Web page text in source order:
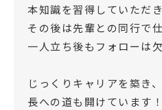
本知識を習得していただき
その後は先輩との同行で
一人立ち後もフォローは
じっくりキャリアを築き
長への道も開けています！